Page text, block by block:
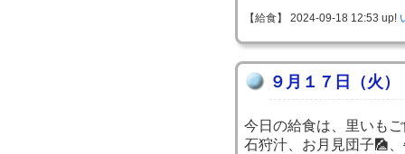
【給食】 2024-09-18 12:53 up!
９月１７日（火）
今日の給食は、里いも
石狩汁、お月見団子🎑